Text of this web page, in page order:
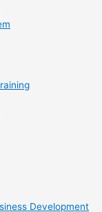
Development